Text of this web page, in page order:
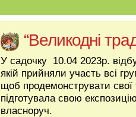
“Великодні
У садочку 10.04 2023р.
якій прийняли участь всі
щоб продемонструвати свої
підготувала свою
власноруч.